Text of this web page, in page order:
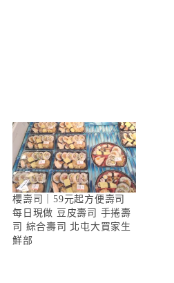
櫻壽司｜59元起方便壽司
每日現做 豆皮壽司 手捲壽
司 綜合壽司 北屯大買家生
鮮部